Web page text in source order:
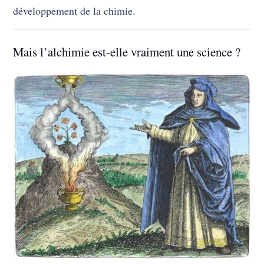
développement de la chimie.
Mais l’alchimie est-elle vraiment une science ?